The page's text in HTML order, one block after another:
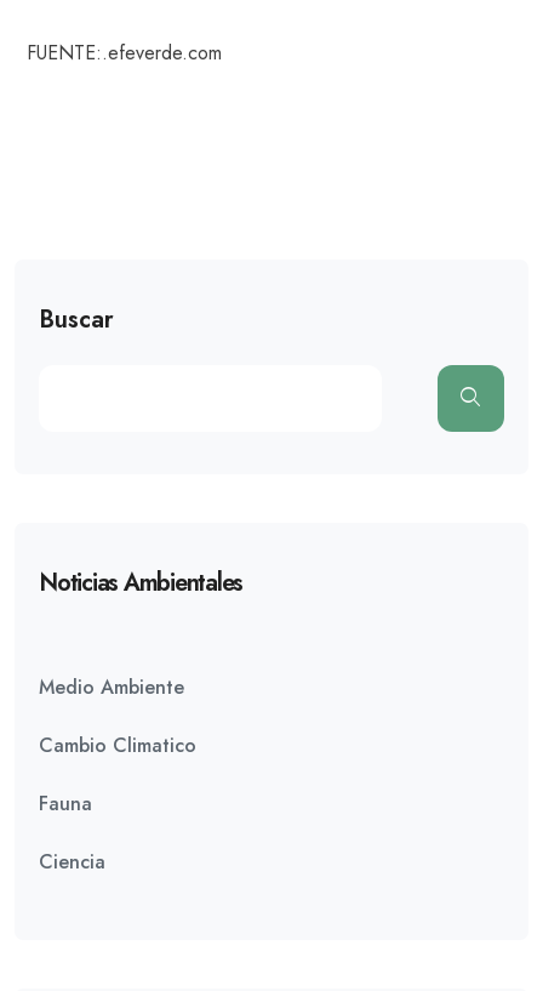
FUENTE:.efeverde.com
Buscar
Noticias Ambientales
Medio Ambiente
Cambio Climatico
Fauna
Ciencia